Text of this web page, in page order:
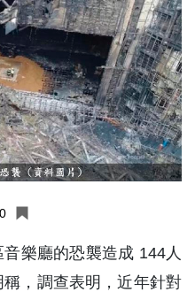
0
樂廳的恐襲造成 144人
，調查表明，近年針對